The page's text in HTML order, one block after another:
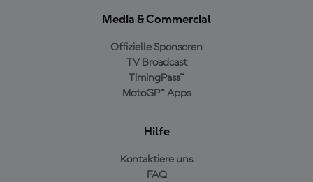
Media & Commercial
Offizielle Sponsoren
TV Broadcast
TimingPass™
MotoGP™ Apps
Hilfe
Kontaktiere uns
FAQ